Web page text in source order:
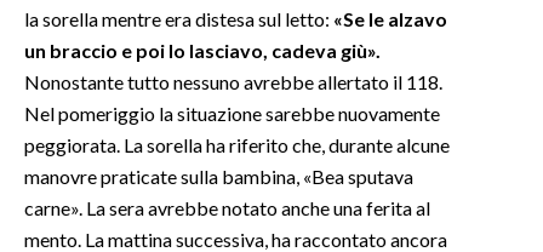
la sorella mentre era distesa sul letto: «Se le alzavo
un braccio e poi lo lasciavo, cadeva giù».
Nonostante tutto nessuno avrebbe allertato il 118.
Nel pomeriggio la situazione sarebbe nuovamente
peggiorata. La sorella ha riferito che, durante alcune
manovre praticate sulla bambina, «Bea sputava
carne». La sera avrebbe notato anche una ferita al
mento. La mattina successiva, ha raccontato ancora